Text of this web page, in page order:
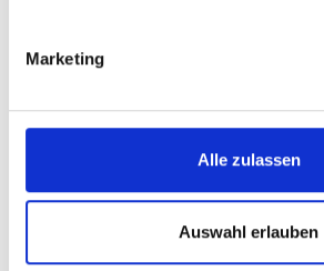
Marketing
Alle zulassen
Auswahl erlauben